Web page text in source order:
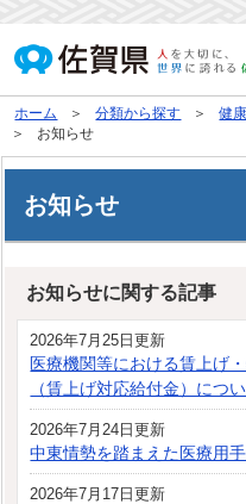
ホーム 分類から探す 健
お知らせ
お知らせ
お知らせに関する記事
2026年7月25日更新
医療機関等における賃上げ
（賃上げ対応給付金）につ
2026年7月24日更新
中東情勢を踏まえた医療用
2026年7月17日更新